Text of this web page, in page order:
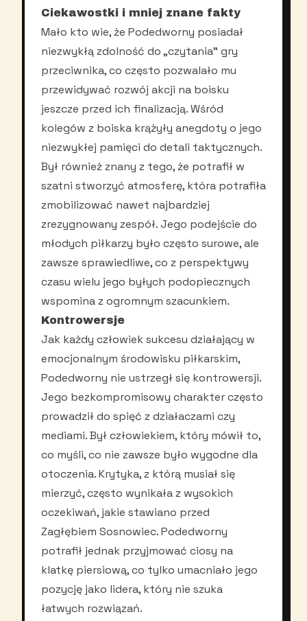
Ciekawostki i mniej znane fakty
Mało kto wie, że Podedworny posiadał
niezwykłą zdolność do „czytania” gry
przeciwnika, co często pozwalało mu
przewidywać rozwój akcji na boisku
jeszcze przed ich finalizacją. Wśród
kolegów z boiska krążyły anegdoty o jego
niezwykłej pamięci do detali taktycznych.
Był również znany z tego, że potrafił w
szatni stworzyć atmosferę, która potrafiła
zmobilizować nawet najbardziej
zrezygnowany zespół. Jego podejście do
młodych piłkarzy było często surowe, ale
zawsze sprawiedliwe, co z perspektywy
czasu wielu jego byłych podopiecznych
wspomina z ogromnym szacunkiem.
Kontrowersje
Jak każdy człowiek sukcesu działający w
emocjonalnym środowisku piłkarskim,
Podedworny nie ustrzegł się kontrowersji.
Jego bezkompromisowy charakter często
prowadził do spięć z działaczami czy
mediami. Był człowiekiem, który mówił to,
co myśli, co nie zawsze było wygodne dla
otoczenia. Krytyka, z którą musiał się
mierzyć, często wynikała z wysokich
oczekiwań, jakie stawiano przed
Zagłębiem Sosnowiec. Podedworny
potrafił jednak przyjmować ciosy na
klatkę piersiową, co tylko umacniało jego
pozycję jako lidera, który nie szuka
łatwych rozwiązań.